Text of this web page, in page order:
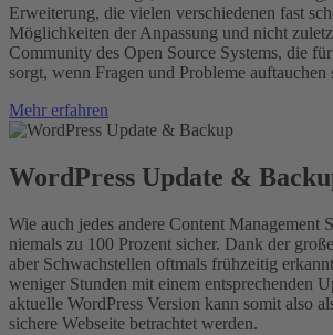
Erweiterung, die vielen verschiedenen fast
Möglichkeiten der Anpassung und nicht
Community des Open Source Systems, die
sorgt, wenn Fragen und Probleme auftauchen
Mehr erfahren
WordPress Update &
Wie auch jedes andere Content Management
niemals zu 100 Prozent sicher. Dank der
aber Schwachstellen oftmals frühzeitig
weniger Stunden mit einem entsprechenden
aktuelle WordPress Version kann somit also
sichere Webseite betrachtet werden.